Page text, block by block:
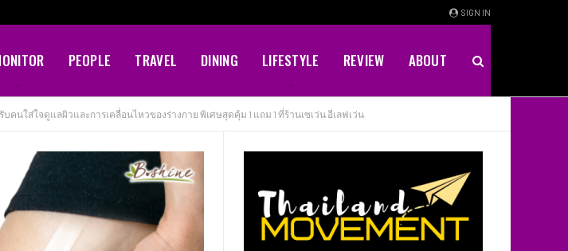
SIGN IN
PEOPLE TRAVEL DINING LIFESTYLE REVIEW ABOUT
คนใส่ใจดูแลผิวและการเคลื่อนไหวของร่างกาย พิเศษสุดคุ้ม 1 แถม 1 ที่ร้านเซเว่น อีเลฟเว่น